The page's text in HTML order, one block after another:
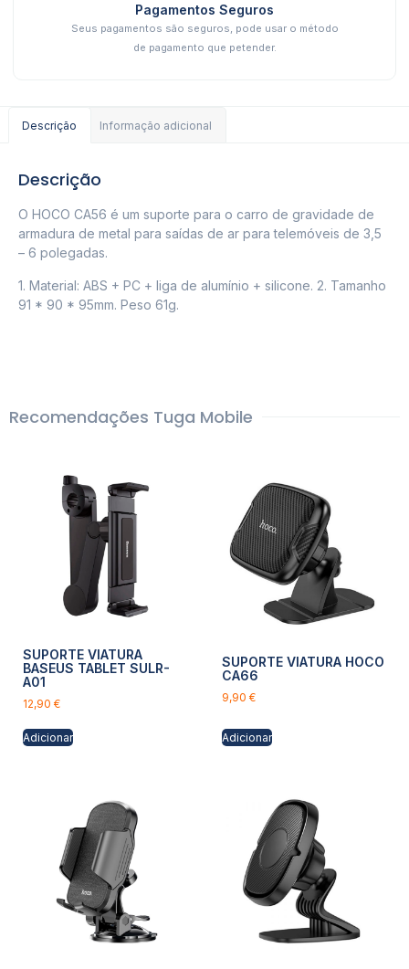
Pagamentos Seguros
Seus pagamentos são seguros, pode usar o método
de pagamento que petender.
Descrição Informação adicional
Descrição
O HOCO CA56 é um suporte para o carro de gravidade de
armadura de metal para saídas de ar para telemóveis de 3,5
– 6 polegadas.
1. Material: ABS + PC + liga de alumínio + silicone. 2. Tamanho
91 * 90 * 95mm. Peso 61g.
Recomendações Tuga Mobile
SUPORTE VIATURA
BASEUS TABLET SULR-
A01
12,90 €
Adicionar
SUPORTE VIATURA HOCO
CA66
9,90 €
Adicionar